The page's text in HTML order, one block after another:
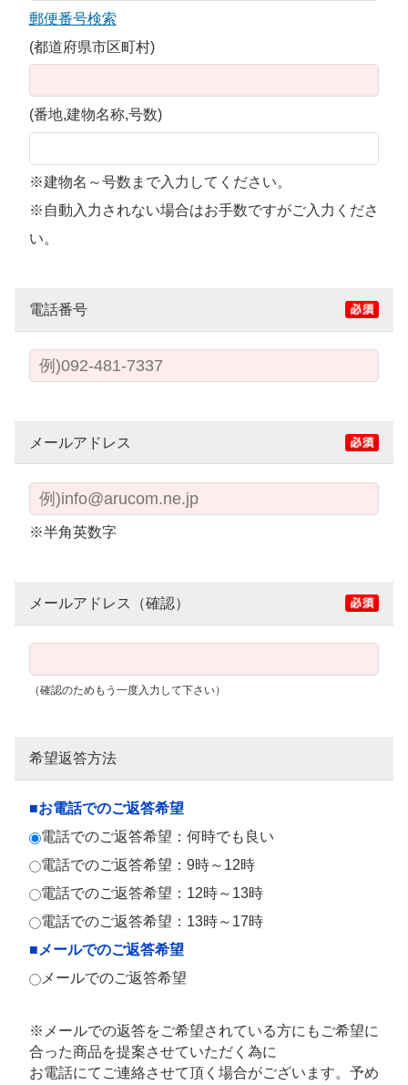
郵便番号検索
(都道府県市区町村)
(番地,建物名称,号数)
※建物名～号数まで入力してください。
※自動入力されない場合はお手数ですがご入力くださ
い。
電話番号
メールアドレス
※半角英数字
メールアドレス（確認）
（確認のためもう一度入力して下さい）
希望返答方法
■お電話でのご返答希望
電話でのご返答希望：何時でも良い
電話でのご返答希望：9時～12時
電話でのご返答希望：12時～13時
電話でのご返答希望：13時～17時
■メールでのご返答希望
メールでのご返答希望
※メールでの返答をご希望されている方にもご希望に
合った商品を提案させていただく為に
お電話にてご連絡させて頂く場合がございます。予め